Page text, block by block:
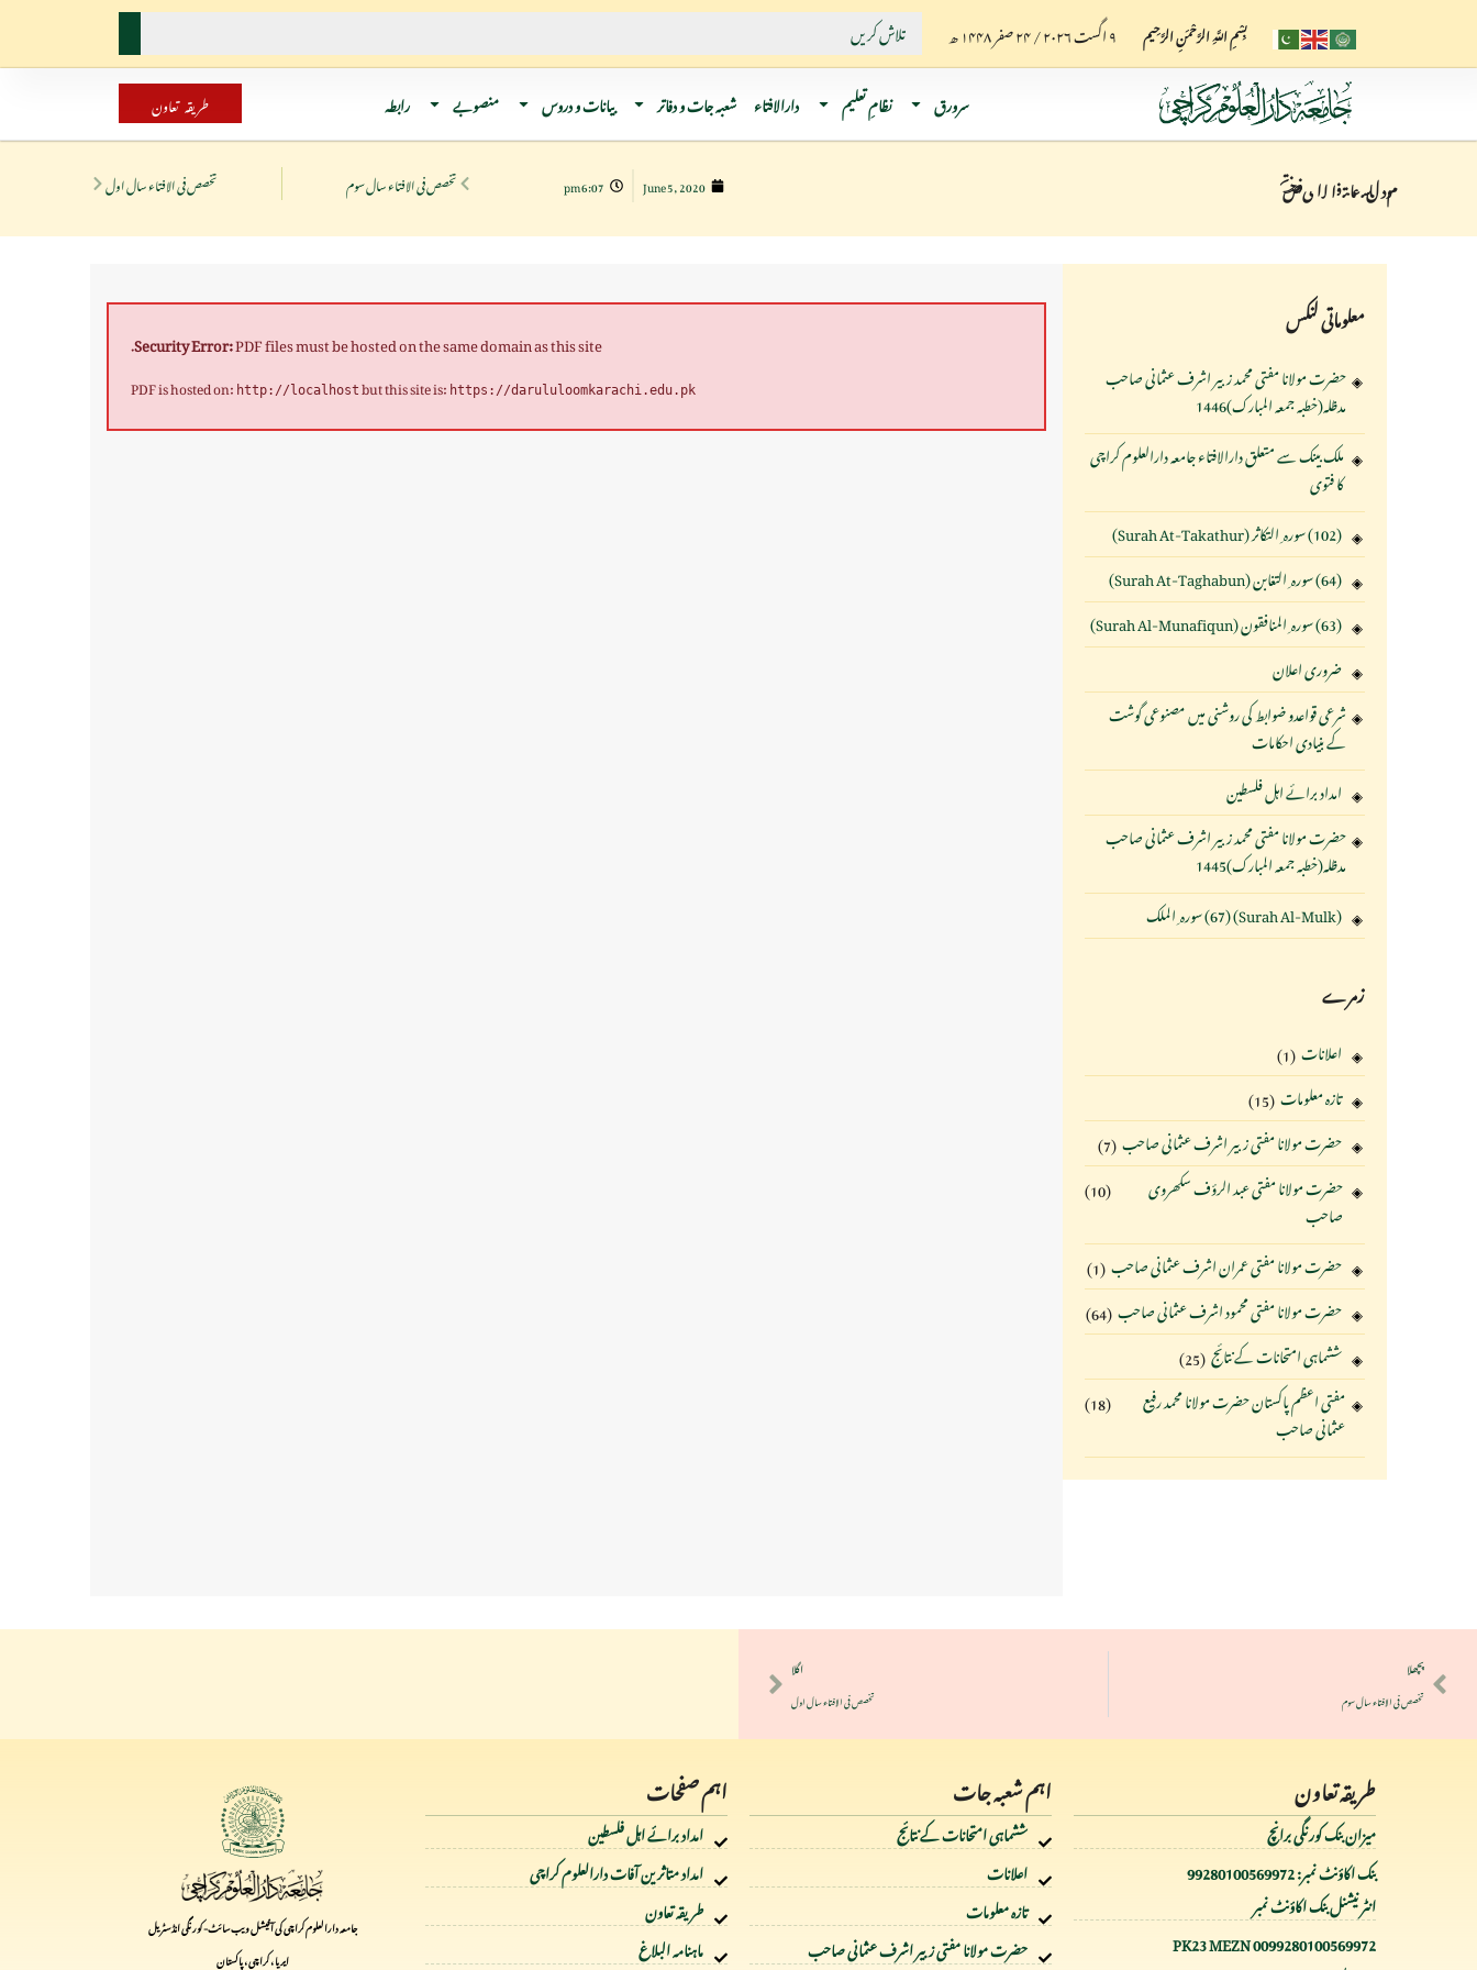
بِسْمِ اللَّهِ الرَّحْمَنِ الرَّحِيم ۹ اگست ۲۰۲۶ /۲۴ صفر ۱۴۴۸ ھ
سرورق
نظامِ تعلیم دارالافتاء شعبہ جات و دفاتر بیانات و دروس منصوبے رابطہ طریقہ تعاون
June 5, 2020
6:07 pm تخصص فی الافتاء سال سوم تخصص فی الافتاء سال اول
معلوماتی لنکس
حضرت مولانا مفتی محمد زبیر اشرف عثمانی صاحب
مدظلہ(خطبہ جمعہ المبارک)1446
ملک بینک سے متعلق دارالافتاء جامعہ دارالعلوم کراچی
کا فتوی
(102) سورہ ِ التکاثر (Surah At-Takathur)
(64) سورہ ِ التغابن (Surah At-Taghabun)
(63) سورہ ِ المنافقون (Surah Al-Munafiqun)
ضروری اعلان
شرعی قواعدو ضوابط کی روشنی میں مصنوعی گوشت
کے بنیادی احکامات
امداد برائے اہل فلسطین
حضرت مولانا مفتی محمد زبیر اشرف عثمانی صاحب
مدظلہ(خطبہ جمعہ المبارک)1445
(Surah Al-Mulk) (67) سورہ ِ الملک
زمرے
اعلانات(1)
تازہ معلومات(15)
حضرت مولانا مفتی زبیر اشرف عثمانی صاحب(7)
حضرت مولانا مفتی عبد الرؤف سکھروی
صاحب
(10)
حضرت مولانا مفتی عمران اشرف عثمانی صاحب(1)
حضرت مولانا مفتی محمود اشرف عثمانی صاحب(64)
ششماہی امتحانات کے نتائج(25)
مفتی اعظم پاکستان حضرت مولانا محمد رفیع
عثمانی صاحب
(18)
Security Error:PDF files must be hosted on the same domain as this site.
PDF is hosted on: http://localhost but this site is: https://darululoomkarachi.edu.pk
پچھلا
تخصص فی الافتاء سال سوم
اگلا
تخصص فی الافتاء سال اول
طریقہ تعاون
میزان بنک کورنگی برانچ
بنک اکاؤنٹ نمبر: 99280100569972
انٹر نیشنل بنک اکاؤنٹ نمبر
PK23 MEZN 0099280100569972
اہم شعبہ جات
ششماہی امتحانات کے نتائج
اعلانات
تازہ معلومات
حضرت مولانا مفتی زبیر اشرف عثمانی صاحب
اہم صفحات
امداد برائے اہل فلسطین
امداد متاثرین آفات دارالعلوم کراچی
طریقہ تعاون
ماہنامہ البلاغ
جامعہ دارالعلوم کراچی کی آفیشل ویب سائٹ- کورنگی انڈسٹریل
ایریا ، کراچی ، پاکستان